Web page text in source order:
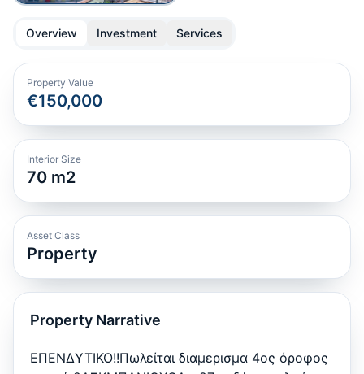
Overview Investment Services
Property Value
€150,000
Interior Size
70 m2
Asset Class
Property
Property Narrative
ΕΠΕΝΔΥΤΙΚΟ!!Πωλείται διαμερισμα 4ος όροφος